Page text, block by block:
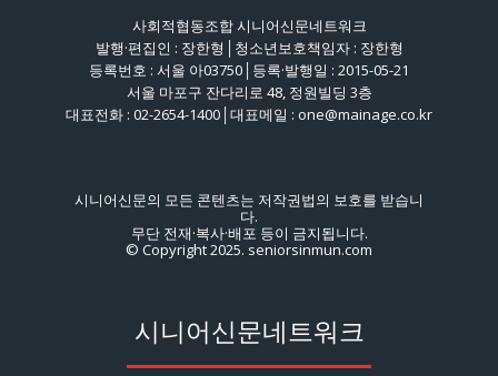
사회적협동조합 시니어신문네트워크
발행·편집인 : 장한형│청소년보호책임자 : 장한형
등록번호 : 서울 아03750│등록·발행일 : 2015-05-21
서울 마포구 잔다리로 48, 정원빌딩 3층
대표전화 : 02-2654-1400│대표메일 : one@mainage.co.kr
시니어신문의 모든 콘텐츠는 저작권법의 보호를 받습니
다.
무단 전재·복사·배포 등이 금지됩니다.
© Copyright 2025. seniorsinmun.com
시니어신문네트워크